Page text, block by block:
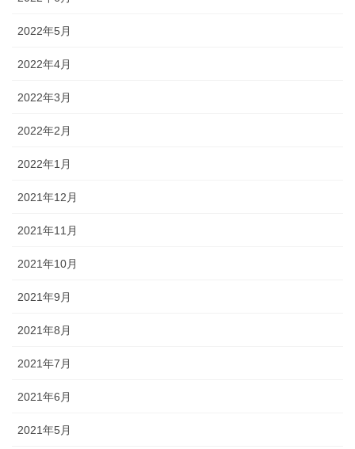
2022年5月
2022年4月
2022年3月
2022年2月
2022年1月
2021年12月
2021年11月
2021年10月
2021年9月
2021年8月
2021年7月
2021年6月
2021年5月